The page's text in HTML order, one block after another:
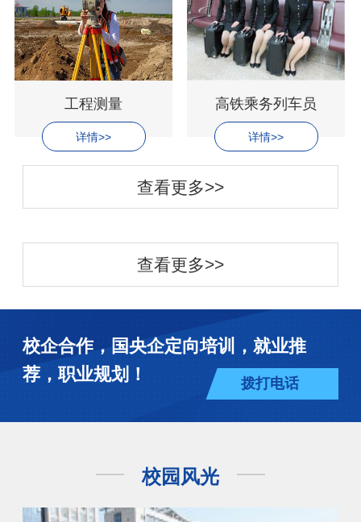
工程测量
详情>>
高铁乘务列车员
详情>>
查看更多>>
查看更多>>
校企合作，国央企定向培训，就业推
荐，职业规划！
拨打电话
校园风光